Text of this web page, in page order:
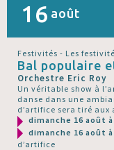
16 août
Festivités - Les
Bal populaire
Orchestre Eric Roy
Un véritable show à
danse dans une
d’artifice sera tiré
dimanche 16 août à
dimanche 16 août à
d’artifice